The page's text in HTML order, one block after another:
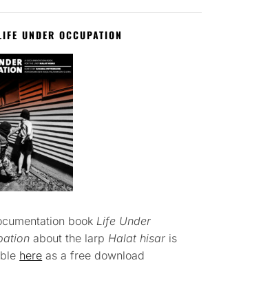
UNDER OCCUPATION
book Life Under
about the larp Halat hisar is
here as a free download